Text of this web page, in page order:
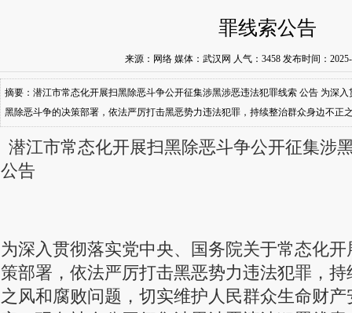
罪线索公告
来源：网络 媒体：武汉网 人气： 3458 发布时间：
摘要：潜江市常态化开展扫黑除恶斗争公开征集涉黑涉恶违法犯罪线索 公告 为深
黑除恶斗争的决策部署，依法严厉打击黑恶势力违法犯罪，持续整治群众身边不正
势力操纵破坏基层换届选举、垄断农村资源、侵吞集体资产，欺压残害
潜江市常态化开展扫黑除恶斗争公开征集涉
公告
为深入贯彻落实党中央、国务院关于常态化
策部署，依法严厉打击黑恶势力违法犯罪，
之风和腐败问题，切实维护人民群众生命财